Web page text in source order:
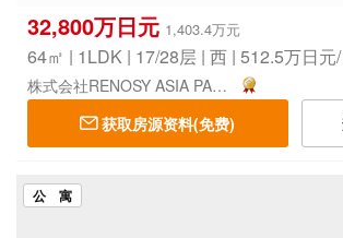
32,800万日元 1,403.4万元
64㎡ | 1LDK | 17/28层 | 西 | 512.5万日元
株式会社RENOSY ASIA PACIFIC
获取房源资料(免费)
公 寓